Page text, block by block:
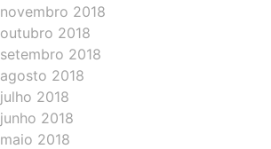
novembro 2018
outubro 2018
setembro 2018
agosto 2018
julho 2018
junho 2018
maio 2018